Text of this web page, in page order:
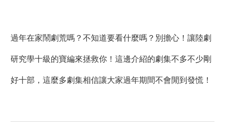
過年在家鬧劇荒嗎？不知道要看什麼嗎？別擔心！讓陸劇
研究學十級的寶編來拯救你！這邊介紹的劇集不多不少剛
好十部，這麼多劇集相信讓大家過年期間不會閒到發慌！